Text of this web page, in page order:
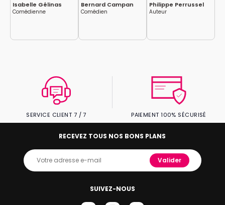
Isabelle Gélinas
Comédienne
Bernard Campan
Comédien
Philippe Perrussel
Auteur
SERVICE CLIENT 7 / 7 PAIEMENT 100% SÉCURISÉ
SUIVEZ-NOUS
RECEVEZ TOUS NOS BONS PLANS
Valider